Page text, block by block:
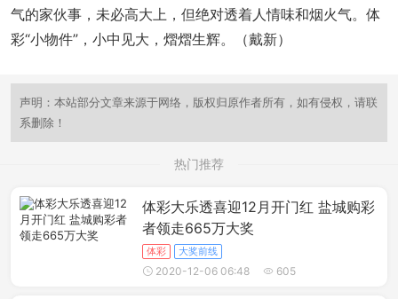
气的家伙事，未必高大上，但绝对透着人情味和烟火气。体
彩“小物件”，小中见大，熠熠生辉。（戴新）
声明：本站部分文章来源于网络，版权归原作者所有，如有侵权，请联
系删除！
热门推荐
体彩大乐透喜迎12月开门红 盐城购彩
者领走665万大奖
体彩 大奖前线
2020-12-06 06:48 605